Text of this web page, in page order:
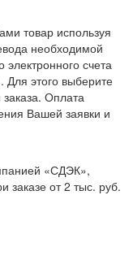
товар используя
необходимой
счета
этого выберите
Оплата
Вашей заявки и
«СДЭК»,
заказе от 2 тыс. руб.